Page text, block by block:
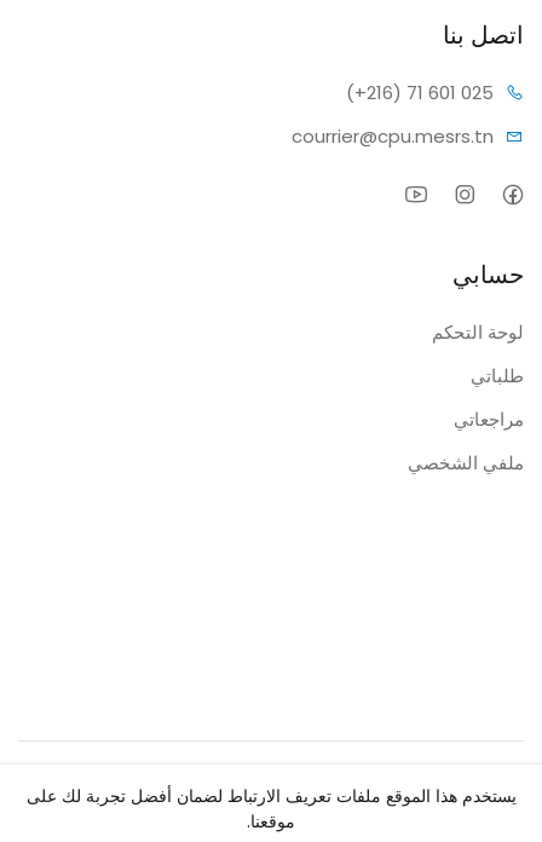
اتصل بنا
(+216) 71 601 025
courrier@cpu.mesrs.tn
حسابي
لوحة التحكم
طلباتي
مراجعاتي
ملفي الشخصي
جميع الحقوق محفوظة.
يستخدم هذا الموقع ملفات تعريف الارتباط لضمان أفضل تجربة لك على
موقعنا.